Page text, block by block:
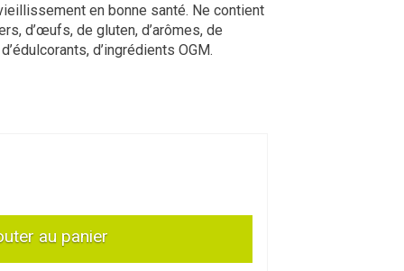
en bonne santé. Ne contient
d’œufs, de gluten, d’arômes, de
d’ingrédients OGM.
au panier